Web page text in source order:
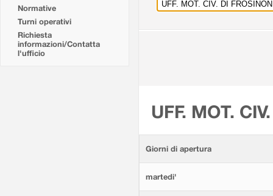
Normative
Turni operativi
Richiesta
informazioni/Contatta
l'ufficio
UFF. MOT.
Giorni di apertura
martedi'